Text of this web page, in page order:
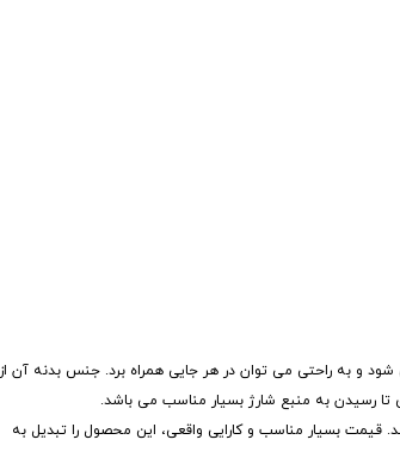
و به راحتی می توان در هر جایی همراه برد. جنس بدنه آن از
باشد. قیمت بسیار مناسب و کارایی واقعی، این محصول را تبدیل به